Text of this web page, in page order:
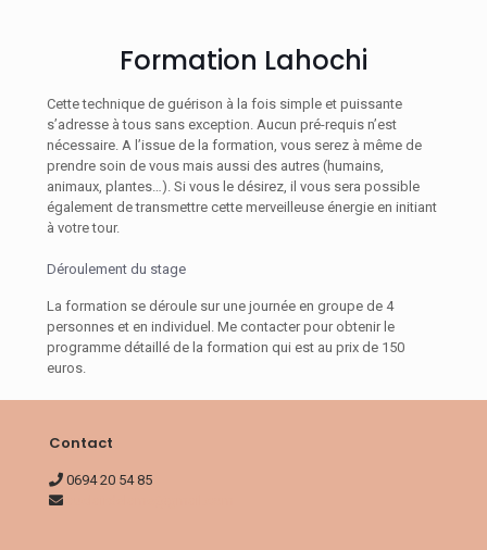
Formation Lahochi
Cette technique de guérison à la fois simple et puissante
s’adresse à tous sans exception. Aucun pré-requis n’est
nécessaire. A l’issue de la formation, vous serez à même de
prendre soin de vous mais aussi des autres (humains,
animaux, plantes…). Si vous le désirez, il vous sera possible
également de transmettre cette merveilleuse énergie en initiant
à votre tour.
Déroulement du stage
La formation se déroule sur une journée en groupe de 4
personnes et en individuel. Me contacter pour obtenir le
programme détaillé de la formation qui est au prix de 150
euros.
Contact
0694 20 54 85